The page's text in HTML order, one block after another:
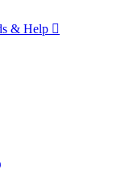
& Help 